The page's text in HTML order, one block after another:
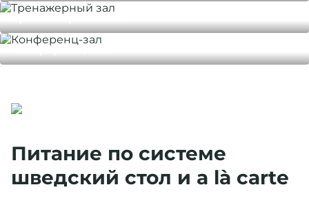
Тренажерный зал
Конференц-зал
Питание по системе
шведский стол и a là carte
барная карта (крепкий алкоголь в стоимость не
входит), развлекательная программа (согласно
анонсу).
Заезд 31.12.2024 с 17:00. Выезд 02.01.2025 до 15.00.
категории номера, завтрак (шведский стол), обед (на
свежем воздухе), ужин, барная карта (крепкий
алкоголь в стоимость не входит), мастер-классы,